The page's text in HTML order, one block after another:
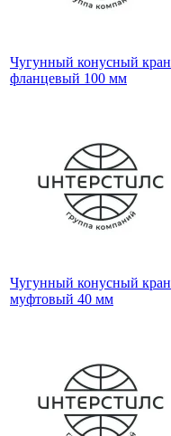
Чугунный конусный кран
фланцевый 100 мм
Чугунный конусный кран
муфтовый 40 мм